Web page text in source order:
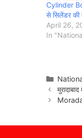
Cylinder
से सिलेंडर की
April 26,
In